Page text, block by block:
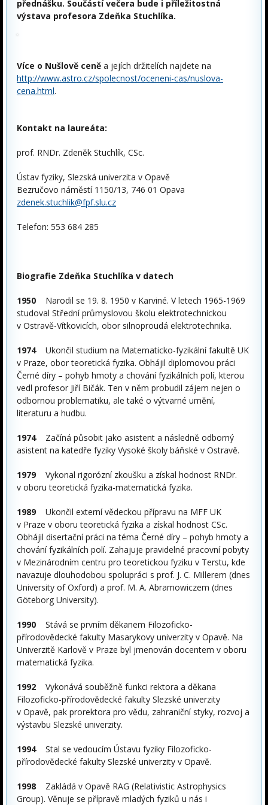
přednášku. Součástí večera bude i příležitostná
výstava profesora Zdeňka Stuchlíka.
Více o Nušlově ceně a jejích držitelích najdete na
http://www.astro.cz/spolecnost/oceneni-cas/nuslova-
cena.html.
Kontakt na laureáta:
prof. RNDr. Zdeněk Stuchlík, CSc.
Ústav fyziky, Slezská univerzita v Opavě
Bezručovo náměstí 1150/13, 746 01 Opava
zdenek.stuchlik@fpf.slu.cz
Telefon: 553 684 285
Biografie Zdeňka Stuchlíka v datech
1950 Narodil se 19. 8. 1950 v Karviné. V letech 1965-1969
studoval Střední průmyslovou školu elektrotechnickou
v Ostravě-Vítkovicích, obor silnoproudá elektrotechnika.
1974Ukončil studium na Matematicko-fyzikální fakultě UK
v Praze, obor teoretická fyzika. Obhájil diplomovou práci
Černé díry – pohyb hmoty a chování fyzikálních polí, kterou
vedl profesor Jiří Bičák. Ten v něm probudil zájem nejen o
odbornou problematiku, ale také o výtvarné umění,
literaturu a hudbu.
1974
Začíná působit jako asistent a následně odborný
asistent na katedře fyziky Vysoké školy báňské v Ostravě.
1979 Vykonal rigorózní zkoušku a získal hodnost RNDr.
v oboru teoretická fyzika-matematická fyzika.
1989 Ukončil externí vědeckou přípravu na MFF UK
v Praze v oboru teoretická fyzika a získal hodnost CSc.
Obhájil disertační práci na téma Černé díry – pohyb hmoty a
chování fyzikálních polí. Zahajuje pravidelné pracovní pobyty
v Mezinárodním centru pro teoretickou fyziku v Terstu, kde
navazuje dlouhodobou spolupráci s prof. J. C. Millerem (dnes
University of Oxford) a prof. M. A. Abramowiczem (dnes
Göteborg University).
1990 Stává se prvním děkanem Filozoficko-
přírodovědecké fakulty Masarykovy univerzity v Opavě. Na
Univerzitě Karlově v Praze byl jmenován docentem v oboru
matematická fyzika.
1992 Vykonává souběžně funkci rektora a děkana
Filozoficko-přírodovědecké fakulty Slezské univerzity
v Opavě, pak prorektora pro vědu, zahraniční styky, rozvoj a
výstavbu Slezské univerzity.
1994Stal se vedoucím Ústavu fyziky Filozoficko-
přírodovědecké fakulty Slezské univerzity v Opavě.
1998 Zakládá v Opavě RAG (Relativistic Astrophysics
Group). Věnuje se přípravě mladých fyziků u nás i